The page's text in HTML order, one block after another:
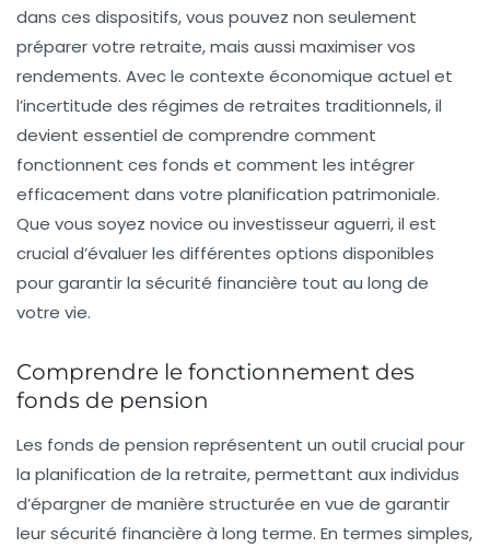
dans ces dispositifs, vous pouvez non seulement
préparer votre retraite, mais aussi maximiser vos
rendements. Avec le contexte économique actuel et
l’incertitude des régimes de retraites traditionnels, il
devient essentiel de comprendre comment
fonctionnent ces fonds et comment les intégrer
efficacement dans votre planification patrimoniale.
Que vous soyez novice ou investisseur aguerri, il est
crucial d’évaluer les différentes options disponibles
pour garantir la sécurité financière tout au long de
votre vie.
Comprendre le fonctionnement des
fonds de pension
Les fonds de pension représentent un outil crucial pour
la planification de la retraite, permettant aux individus
d’épargner de manière structurée en vue de garantir
leur sécurité financière à long terme. En termes simples,